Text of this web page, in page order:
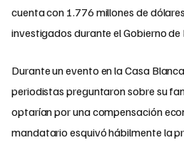
cuenta con 1.776 millones de
investigados durante el Gobierno de
Durante un evento en la Casa
periodistas preguntaron sobre su
optarían por una compensación
mandatario esquivó hábilmente la